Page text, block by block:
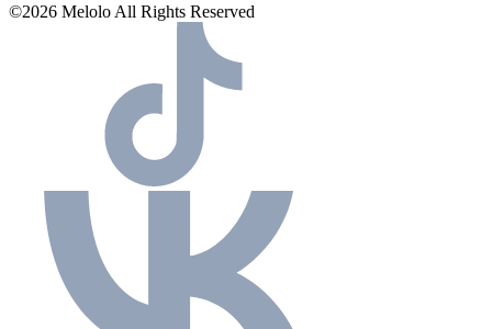
©2026 Melolo All Rights Reserved